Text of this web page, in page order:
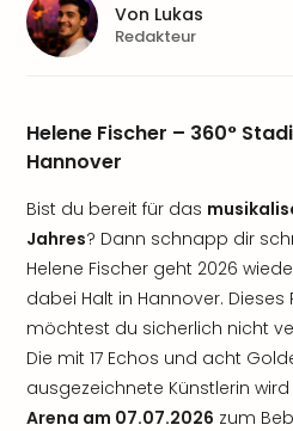
Helene Fischer – 360°
Hannover
Bist du bereit für das
Jahres? Dann schnapp dir
Helene Fischer geht 2026
dabei Halt in Hannover.
möchtest du sicherlich nicht
Die mit 17 Echos und acht
ausgezeichnete Künstlerin
Arena am 07.07.2026 zum
Von Lukas
Redakteur